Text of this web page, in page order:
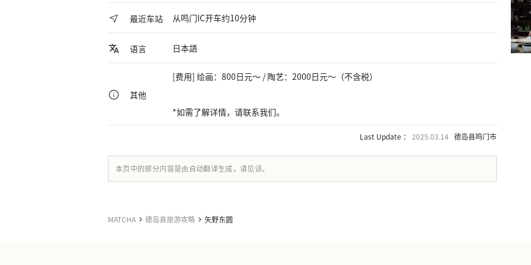
最近车站 从鸣门IC开车约10分钟
语言 日本語
其他
[费用] 绘画：800日元～ / 陶艺：2000日元～（不含税）
*如需了解详情，请联系我们。
Last Update ： 2025.03.14 德岛县鸣门市
本页中的部分内容是由自动翻译生成，请见谅。
MATCHA 德岛县旅游攻略 矢野东圆